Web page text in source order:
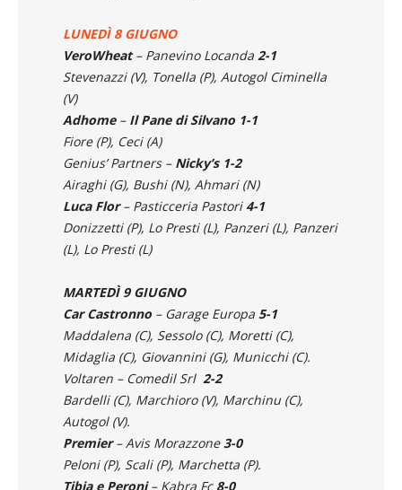
LUNEDÌ 8 GIUGNO
VeroWheat– Panevino Locanda 2-1
Stevenazzi (V), Tonella (P), Autogol Ciminella
(V)
Adhome– Il Pane di Silvano 1-1
Fiore (P), Ceci (A)
Genius’ Partners – Nicky’s 1-2
Airaghi (G), Bushi (N), Ahmari (N)
Luca Flor– Pasticceria Pastori4-1
Donizzetti (P), Lo Presti (L), Panzeri (L), Panzeri
(L), Lo Presti (L)
MARTEDÌ 9 GIUGNO
Car Castronno– Garage Europa 5-1
Maddalena (C), Sessolo (C), Moretti (C),
Midaglia (C), Giovannini (G), Municchi (C).
Voltaren – Comedil Srl 2-2
Bardelli (C), Marchioro (V), Marchinu (C),
Autogol (V).
Premier– Avis Morazzone 3-0
Peloni (P), Scali (P), Marchetta (P).
Tibia e Peroni– Kabra Fc 8-0